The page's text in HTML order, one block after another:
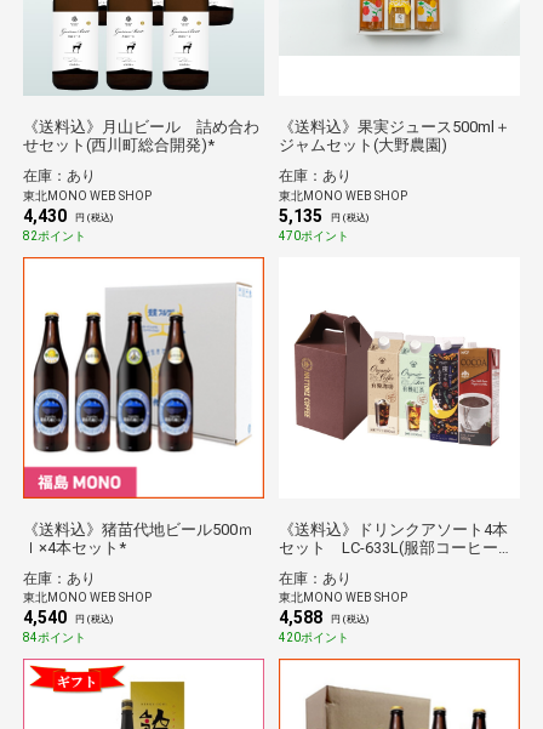
《送料込》月山ビール 詰め合わ
せセット(西川町総合開発)*
在庫：あり
東北MONO WEB SHOP
4,430 円 (税込)
82ポイント
《送料込》果実ジュース500ml＋
ジャムセット(大野農園)
在庫：あり
東北MONO WEB SHOP
5,135 円 (税込)
470ポイント
《送料込》猪苗代地ビール500ｍ
ｌ×4本セット*
在庫：あり
東北MONO WEB SHOP
4,540 円 (税込)
84ポイント
《送料込》ドリンクアソート4本
セット LC-633L(服部コーヒーフ
在庫：あり
東北MONO WEB SHOP
4,588 円 (税込)
420ポイント